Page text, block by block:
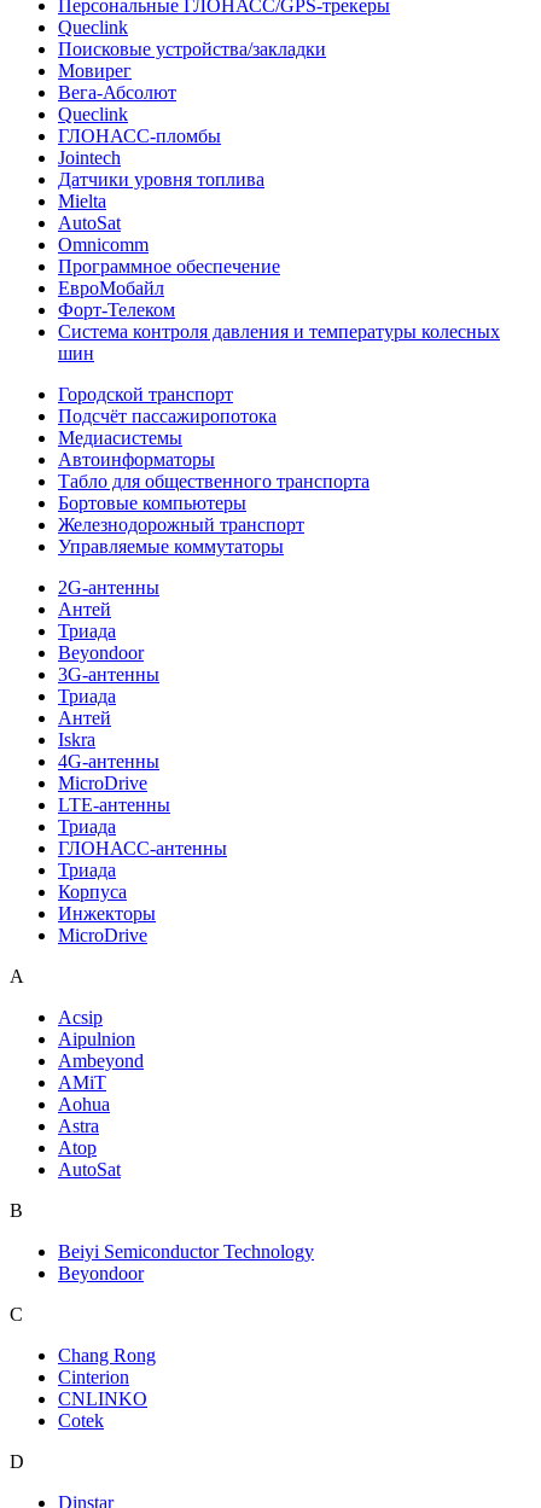
Персональные ГЛОНАСС/GPS-трекеры
Queclink
Поисковые устройства/закладки
Мовирег
Вега-Абсолют
Queclink
ГЛОНАСС-пломбы
Jointech
Датчики уровня топлива
Mielta
AutoSat
Omnicomm
Программное обеспечение
ЕвроМобайл
Форт-Телеком
Система контроля давления и температуры колесных
шин
Городской транспорт
Подсчёт пассажиропотока
Медиасистемы
Автоинформаторы
Табло для общественного транспорта
Бортовые компьютеры
Железнодорожный транспорт
Управляемые коммутаторы
2G-антенны
Антей
Триада
Beyondoor
3G-антенны
Триада
Антей
Iskra
4G-антенны
MicroDrive
LTE-антенны
Триада
ГЛОНАСС-антенны
Триада
Корпуса
Инжекторы
MicroDrive
A
Acsip
Aipulnion
Ambeyond
AMiT
Aohua
Astra
Atop
AutoSat
B
Beiyi Semiconductor Technology
Beyondoor
C
Chang Rong
Cinterion
CNLINKO
Cotek
D
Dinstar